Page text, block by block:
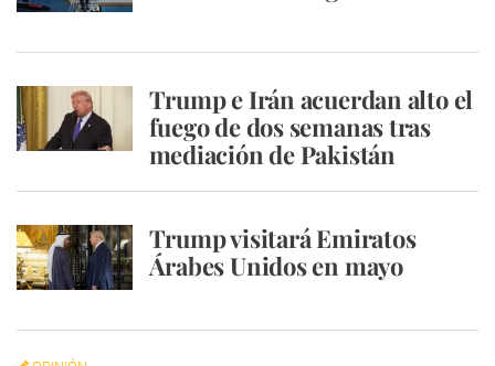
Trump e Irán acuerdan alto el
fuego de dos semanas tras
mediación de Pakistán
Trump visitará Emiratos
Árabes Unidos en mayo